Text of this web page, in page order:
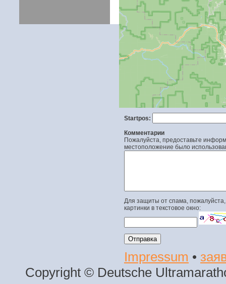
Startpos:
Комментарии
Пожалуйста, предоставьте
местоположение было
Для защиты от спама,
картинки в текстовое окно:
Impressum •
Copyright © Deutsche